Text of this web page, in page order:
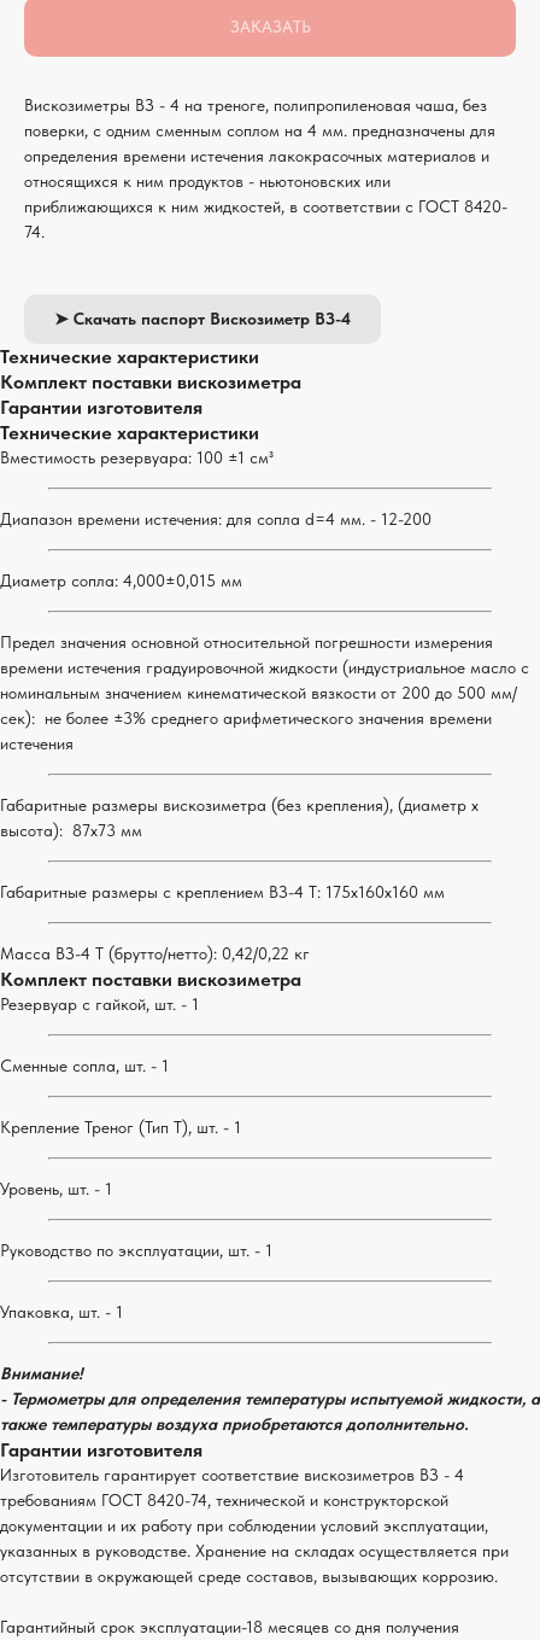
ЗАКАЗАТЬ
Вискозиметры ВЗ - 4 на треноге, полипропиленовая чаша, без
поверки, с одним сменным соплом на 4 мм. предназначены для
определения времени истечения лакокрасочных материалов и
относящихся к ним продуктов - ньютоновских или
приближающихся к ним жидкостей, в соответствии с ГОСТ 8420-
74.
➤ Скачать паспорт Вискозиметр ВЗ-4
Технические характеристики
Комплект поставки вискозиметра
Гарантии изготовителя
Технические характеристики
Вместимость резервуара: 100 ±1 см³
Диапазон времени истечения: для сопла d=4 мм. - 12-200
Диаметр сопла: 4,000±0,015 мм
Предел значения основной относительной погрешности измерения
времени истечения градуировочной жидкости (индустриальное масло с
номинальным значением кинематической вязкости от 200 до 500 мм/
сек): не более ±3% среднего арифметического значения времени
истечения
Габаритные размеры вискозиметра (без крепления), (диаметр х
высота): 87х73 мм
Габаритные размеры с креплением ВЗ-4 Т: 175х160х160 мм
Масса ВЗ-4 Т (брутто/нетто): 0,42/0,22 кг
Комплект поставки вискозиметра
Резервуар с гайкой, шт. - 1
Сменные сопла, шт. - 1
Крепление Треног (Тип Т), шт. - 1
Уровень, шт. - 1
Руководство по эксплуатации, шт. - 1
Упаковка, шт. - 1
Внимание!
- Термометры для определения температуры испытуемой жидкости, а
также температуры воздуха приобретаются дополнительно.
Гарантии изготовителя
Изготовитель гарантирует соответствие вискозиметров ВЗ - 4
требованиям ГОСТ 8420-74, технической и конструкторской
документации и их работу при соблюдении условий эксплуатации,
указанных в руководстве. Хранение на складах осуществляется при
отсутствии в окружающей среде составов, вызывающих коррозию.
Гарантийный срок эксплуатации-18 месяцев со дня получения
ЛАБОРАТОРНЫЕ